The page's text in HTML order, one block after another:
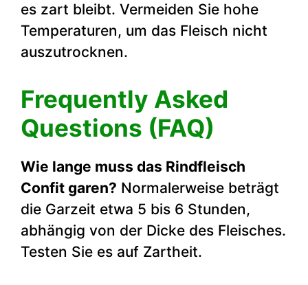
es zart bleibt. Vermeiden Sie hohe
Temperaturen, um das Fleisch nicht
auszutrocknen.
Frequently Asked
Questions (FAQ)
Wie lange muss das Rindfleisch
Confit garen? Normalerweise beträgt
die Garzeit etwa 5 bis 6 Stunden,
abhängig von der Dicke des Fleisches.
Testen Sie es auf Zartheit.